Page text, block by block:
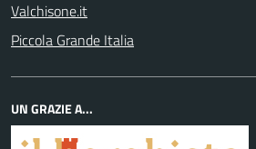
Valchisone.it
Piccola Grande Italia
UN GRAZIE A...